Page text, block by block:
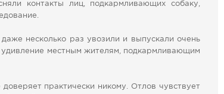
контакты лиц, подкармливающих собаку,
несколько раз увозили и выпускали очень
местным жителям, подкармливающим
практически никому. Отлов чувствует